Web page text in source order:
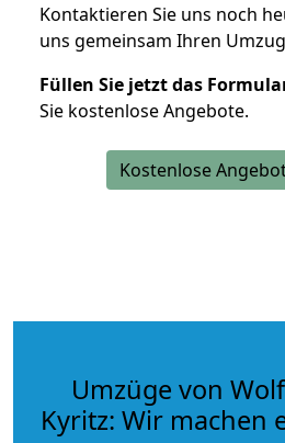
Kontaktieren Sie uns noch
uns gemeinsam Ihren
Füllen Sie jetzt das
Sie kostenlose Angebote.
Kostenlose
Umzüge von
Kyritz: Wir machen